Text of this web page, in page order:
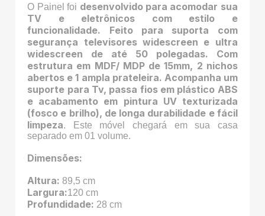
O Painel foi desenvolvido para acomodar sua
TV e eletrônicos com estilo e
funcionalidade. Feito para suporta com
segurança televisores widescreen e ultra
widescreen de até 50 polegadas. Com
estrutura em MDF/ MDP de 15mm, 2 nichos
abertos e 1 ampla prateleira. Acompanha um
suporte para Tv, passa fios em plástico ABS
e acabamento em pintura UV texturizada
(fosco e brilho), de longa durabilidade e fácil
limpeza. Este móvel chegará em sua casa
separado em 01 volume.
Dimensões:
Altura: 89,5 cm
Largura:120 cm
Profundidade: 28 cm